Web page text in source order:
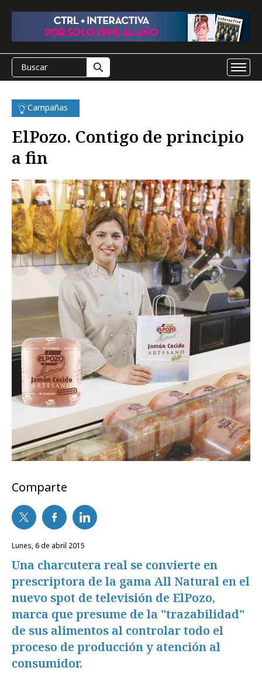
Campañas
ElPozo. Contigo de principio
a fin
Comparte
lunes, 6 de abril 2015
Una charcutera real se convierte en
prescriptora de la gama All Natural en el
nuevo spot de televisión de ElPozo,
marca que presume de la "trazabilidad"
de sus alimentos al controlar todo el
proceso de producción y atención al
consumidor.